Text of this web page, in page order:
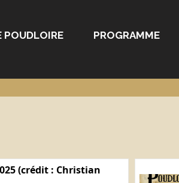
POUDLOIRE PROGRAMME
(crédit : Christian